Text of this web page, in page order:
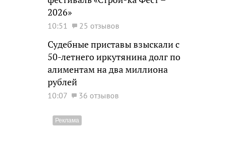
2026»
10:51 25 отзывов
Судебные приставы взыскали с
50-летнего иркутянина долг по
алиментам на два миллиона
рублей
10:07 36 отзывов